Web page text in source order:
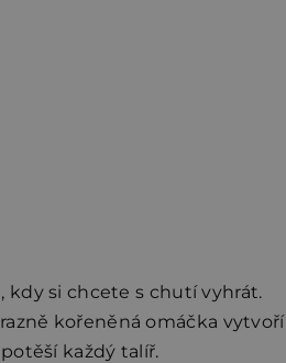
kdy si chcete s chutí vyhrát.
kořeněná omáčka vytvoří
každý talíř.